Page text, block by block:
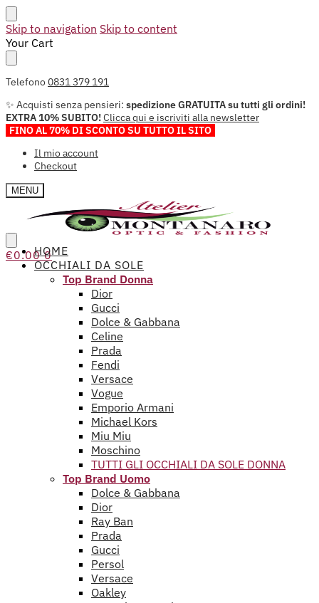
Skip to navigation Skip to content
Your Cart
Telefono0831 379 191
✨ Acquisti senza pensieri: spedizione GRATUITA su tutti gli ordini!
EXTRA 10% SUBITO!Clicca qui e iscriviti alla newsletter
FINO AL 70% DI SCONTO SU TUTTO IL SITO
Il mio account
Checkout
MENU
€0.00 0
HOME
OCCHIALI DA SOLE
Top Brand Donna
Dior
Gucci
Dolce & Gabbana
Celine
Prada
Fendi
Versace
Vogue
Emporio Armani
Michael Kors
Miu Miu
Moschino
TUTTI GLI OCCHIALI DA SOLE DONNA
Top Brand Uomo
Dolce & Gabbana
Dior
Ray Ban
Prada
Gucci
Persol
Versace
Oakley